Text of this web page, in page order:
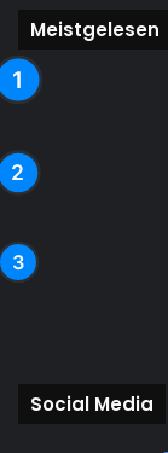
Meistgelesen
Social Media